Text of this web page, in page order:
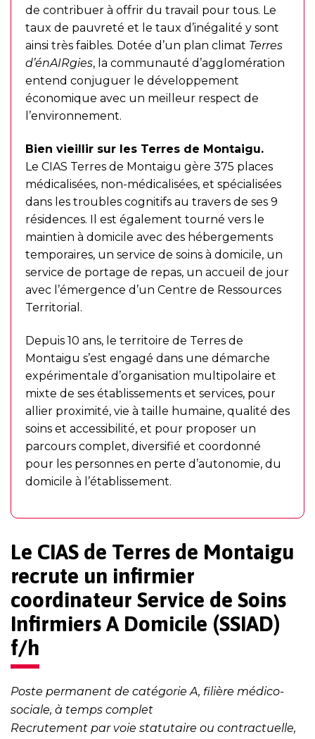
de contribuer à offrir du travail pour tous. Le
taux de pauvreté et le taux d’inégalité y sont
ainsi très faibles. Dotée d’un plan climat Terres
d’énAIRgies, la communauté d’agglomération
entend conjuguer le développement
économique avec un meilleur respect de
l’environnement.
Bien vieillir sur les Terres de Montaigu.
Le CIAS Terres de Montaigu gère 375 places
médicalisées, non-médicalisées, et spécialisées
dans les troubles cognitifs au travers de ses 9
résidences. Il est également tourné vers le
maintien à domicile avec des hébergements
temporaires, un service de soins à domicile, un
service de portage de repas, un accueil de jour
avec l’émergence d’un Centre de Ressources
Territorial.
Depuis 10 ans, le territoire de Terres de
Montaigu s’est engagé dans une démarche
expérimentale d’organisation multipolaire et
mixte de ses établissements et services, pour
allier proximité, vie à taille humaine, qualité des
soins et accessibilité, et pour proposer un
parcours complet, diversifié et coordonné
pour les personnes en perte d’autonomie, du
domicile à l’établissement.
Le CIAS de Terres de Montaigu
recrute un infirmier
coordinateur Service de Soins
Infirmiers A Domicile (SSIAD)
f/h
Poste permanent de catégorie A, filière médico-
sociale, à temps complet
Recrutement par voie statutaire ou contractuelle,